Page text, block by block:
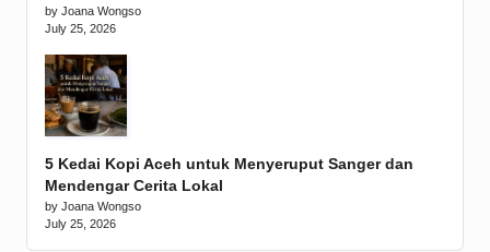
by Joana Wongso
July 25, 2026
5 Kedai Kopi Aceh untuk Menyeruput Sanger dan
Mendengar Cerita Lokal
by Joana Wongso
July 25, 2026